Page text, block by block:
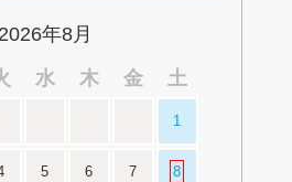
2026年8月
水 木 金 土
1
5 6 7 8